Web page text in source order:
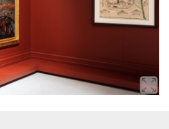
Belagerung © Lisa Rastl